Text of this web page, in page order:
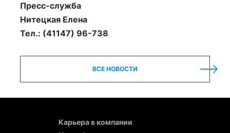
Пресс-служба
Нитецкая Елена
Тел.: (41147) 96-738
ВСЕ НОВОСТИ
Карьера в компании